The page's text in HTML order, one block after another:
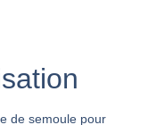
de semoule pour